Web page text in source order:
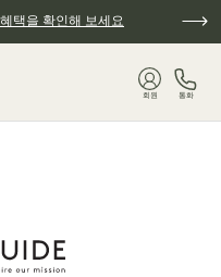
택을 확인해 보세요
회원 통화